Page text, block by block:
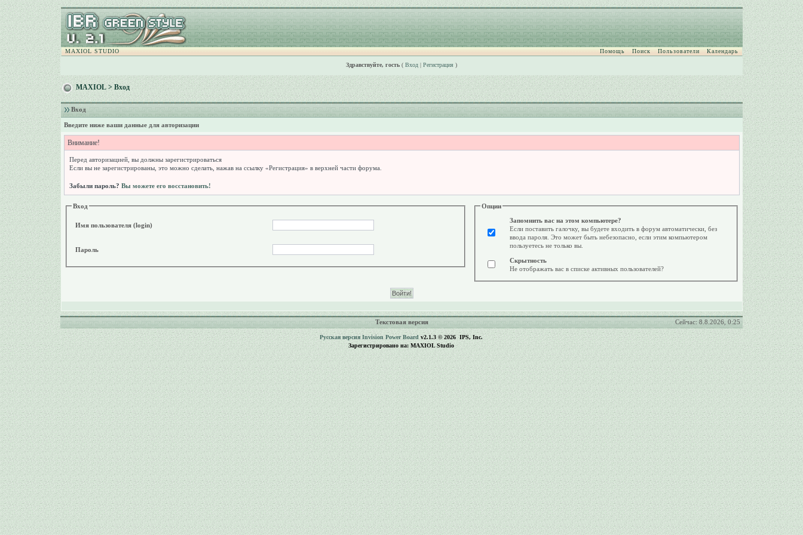
MAXIOL STUDIO Помощь Поиск Пользователи Календарь
Здравствуйте, гость( Вход| Регистрация)
MAXIOL> Вход
Вход
Введите ниже ваши данные для авторизации
Внимание!
Перед авторизацией, вы должны зарегистрироваться
Если вы не зарегистрированы, это можно сделать, нажав на ссылку «Регистрация» в верхней части форума.
Забыли пароль? Вы можете его восстановить!
Вход
Имя пользователя (login)
Пароль
Опции
Запомнить вас на этом компьютере?
Если поставить галочку, вы будете входить в форум автоматически, без
ввода пароля. Это может быть небезопасно, если этим компьютером
пользуетесь не только вы.
Скрытность
Не отображать вас в списке активных пользователей?
Текстовая версия Сейчас: 8.8.2026, 0:25
Русская версия Invision Power Boardv2.1.3 © 2026 IPS, Inc.
Зарегистрировано на: MAXIOL Studio